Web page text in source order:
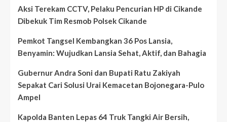
Aksi Terekam CCTV, Pelaku Pencurian HP di Cikande
Dibekuk Tim Resmob Polsek Cikande
Pemkot Tangsel Kembangkan 36 Pos Lansia,
Benyamin: Wujudkan Lansia Sehat, Aktif, dan Bahagia
Gubernur Andra Soni dan Bupati Ratu Zakiyah
Sepakat Cari Solusi Urai Kemacetan Bojonegara-Pulo
Ampel
Kapolda Banten Lepas 64 Truk Tangki Air Bersih,